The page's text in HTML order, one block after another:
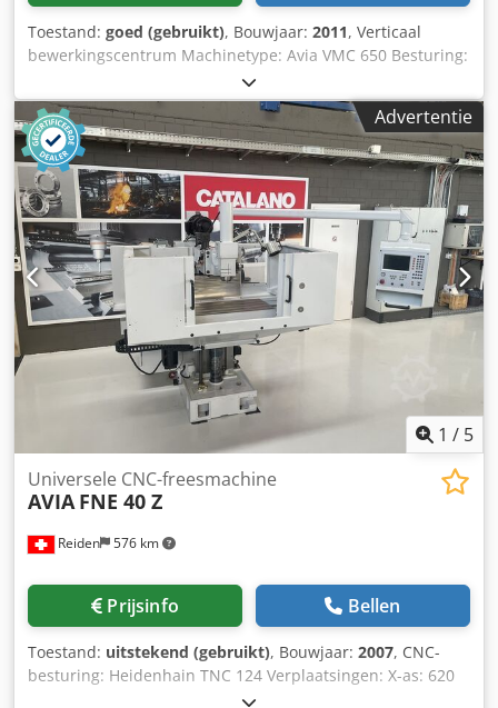
Toestand: goed (gebruikt), Bouwjaar: 2011, Verticaal
bewerkingscentrum Machinetype: Avia VMC 650 Besturing:
Heidenhain iTNC 530 Bouwjaar: 2011 TECHNISCHE
GEGEVENS Verplaatsingsbereiken X-as: 650 mm Y-as: 540
mm Z-as: 620 mm Snelle verplaatsingssnelheid (X/Y/Z): 25
m/min. Credpfx Apjzi Dz Uemof Max. toerental: 10.000
omw/min. Gereedschapopname: ISO 40 Aantal
gereedschapsposities: 24 Tafelafmetingen: 800 x 540 mm
Max. gewicht van het werkstuk: 700 kg Kenmerken van de
uitrusting Spanentransporteur Elektronisch handwiel
Advertentie
1 / 5
Reiden 576 km
Universele CNC-freesmachine
AVIA FNE 40 Z
Prijsinfo Bellen
Toestand: uitstekend (gebruikt), Bouwjaar: 2007, CNC-
besturing: Heidenhain TNC 124 Verplaatsingen: X-as: 620
mm Y-as: 420 mm Z-as: 400 mm Credjzh Effopfx Apmsf